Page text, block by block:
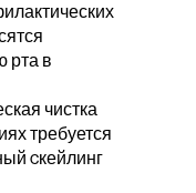
рта в
чистка
требуется
cкейлинг